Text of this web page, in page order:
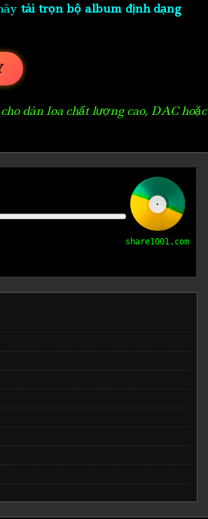
tải trọn bộ album định dạng
dàn loa chất lượng cao, DAC hoặc
share1001.com